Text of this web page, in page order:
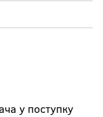
у поступку